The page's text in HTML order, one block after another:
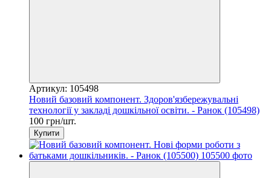
Артикул: 105498
Новий базовий компонент. Здоров'язбережувальні
технології у закладі дошкільної освіти. - Ранок (105498)
100 грн/шт.
Купити